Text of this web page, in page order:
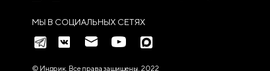
МЫ В СОЦИАЛЬНЫХ СЕТЯХ
© Индрик. Все права защищены, 2022